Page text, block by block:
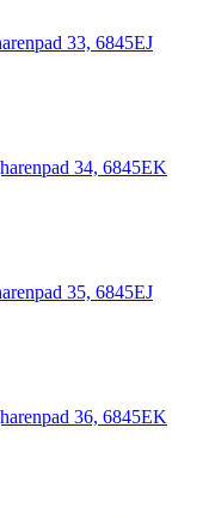
33, 6845EJ
34, 6845EK
35, 6845EJ
36, 6845EK